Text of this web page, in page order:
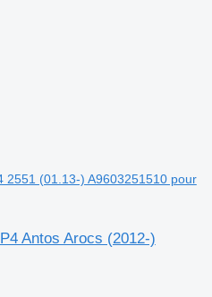
2551 (01.13-) A9603251510 pour
Antos Arocs (2012-)